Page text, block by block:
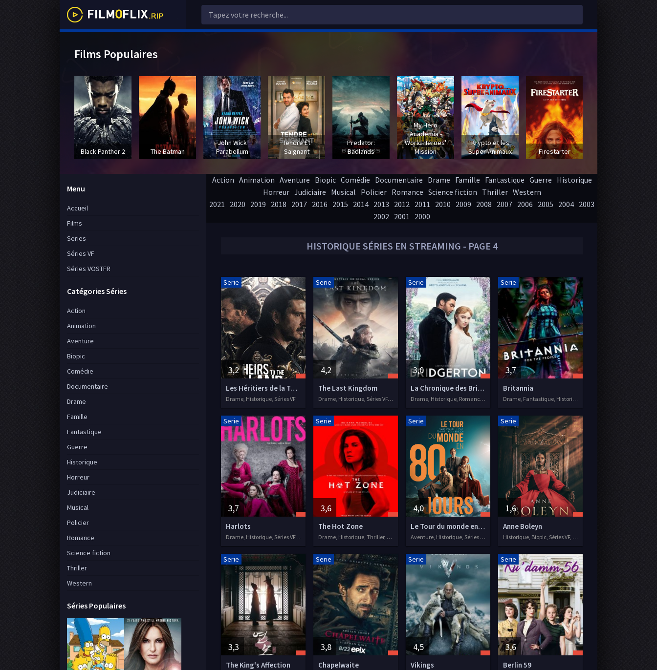
HISTORIQUE SÉRIES EN STREAMING - PAGE 4
3,2
Serie
Les Héritiers de la Terre
Drame, Historique, Séries VF
4,2
Serie
The Last Kingdom
Drame, Historique, Séries VF, 2015
3,0
Serie
La Chronique des Bridgerton
Drame, Historique, Romance, Séries VF, 2020
3,7
Serie
Britannia
Drame, Fantastique, Historique, Séries VF, 2018
3,7
Serie
Harlots
Drame, Historique, Séries VF, 2017
3,6
Serie
The Hot Zone
Drame, Historique, Thriller, Séries VF, 2019
4,0
Serie
Le Tour du monde en 80 jours
Aventure, Historique, Séries VF, 2021
1,6
Serie
Anne Boleyn
Historique, Biopic, Séries VF, 2021
3,3
Serie
The King's Affection
3,8
Serie
Chapelwaite
4,5
Serie
Vikings
3,6
Serie
Berlin 59
Action Animation Aventure Biopic Comédie Documentaire Drame Famille Fantastique Guerre Historique
Horreur Judiciaire Musical Policier Romance Science fiction Thriller Western
2021 2020 2019 2018 2017 2016 2015 2014 2013 2012 2011 2010 2009 2008 2007 2006 2005 2004 2003
2002 2001 2000
Menu
Accueil
Films
Series
Séries VF
Séries VOSTFR
Catégories Séries
Action
Animation
Aventure
Biopic
Comédie
Documentaire
Drame
Famille
Fantastique
Guerre
Historique
Horreur
Judiciaire
Musical
Policier
Romance
Science fiction
Thriller
Western
Séries Populaires
Films Populaires
Black Panther 2 The Batman
John Wick
Parabellum
Tendre Et
Saignant
Predator:
Badlands
My Hero
Academia -
World Heroes'
Mission
Krypto et les
Super-Animaux
Firestarter